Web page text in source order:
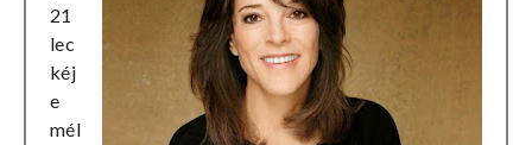
21
lec
kéj
e
mél